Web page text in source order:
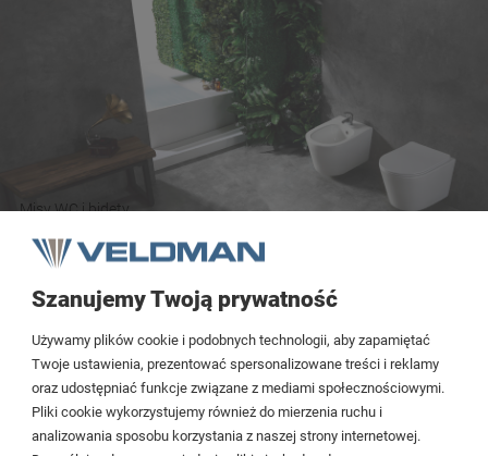
Misy WC i bidety
Cieślewskich 54
03-017 Warszawa
22 299 45 25
Szanujemy Twoją prywatność
Używamy plików cookie i podobnych technologii, aby zapamiętać
Twoje ustawienia, prezentować spersonalizowane treści i reklamy
oraz udostępniać funkcje związane z mediami społecznościowymi.
Pliki cookie wykorzystujemy również do mierzenia ruchu i
analizowania sposobu korzystania z naszej strony internetowej.